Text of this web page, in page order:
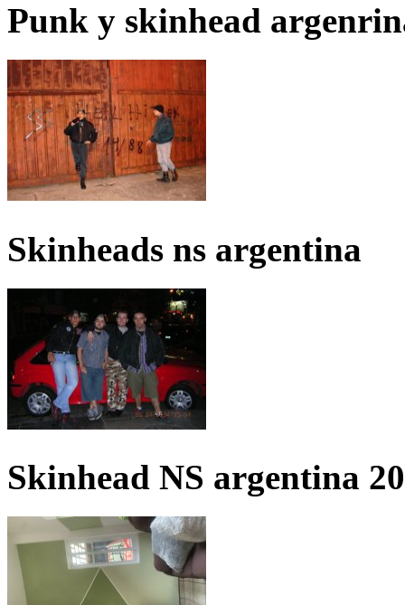
Punk y skinhead
Skinheads ns argentina
Skinhead NS argentina